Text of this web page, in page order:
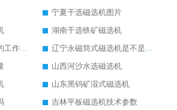
宁夏干选磁选机图片
湖南干选铁矿磁选机
黑龙江永磁筒磁选机的工作原理
辽宁永磁筒式磁选机是不是强磁
山西河沙水选磁选机
山东黑钨矿湿式磁选机
吉林平板磁选机技术参数